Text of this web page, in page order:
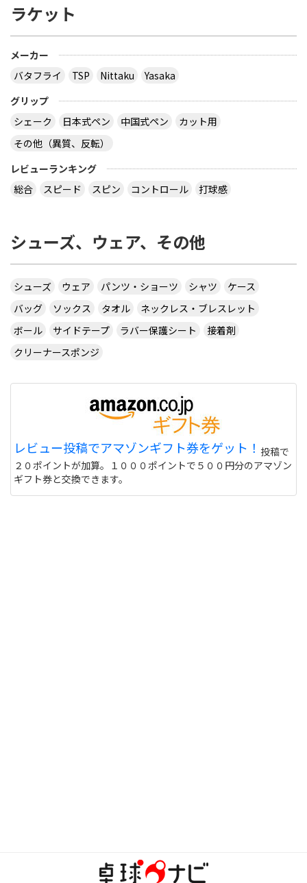
ラケット
メーカー
バタフライ
TSP Nittaku
Yasaka
グリップ
シェーク
日本式ペン 中国式ペン
カット用
その他（異質、反転）
レビューランキング
総合
スピード スピン コントロール 打球感
シューズ、ウェア、その他
シューズ ウェア パンツ・ショーツ シャツ
ケース
バッグ
ソックス タオル
ネックレス・ブレスレット
ボール
サイドテープ ラバー保護シート
接着剤
クリーナースポンジ
レビュー投稿でアマゾンギフト券をゲット！ 投稿で
２０ポイントが加算。１０００ポイントで５００円分のアマゾン
ギフト券と交換できます。